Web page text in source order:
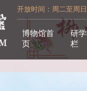
开放时间：周二至周
博物馆首
页
研
栏